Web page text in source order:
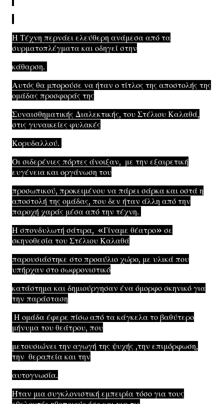
Η Τέχνη περνάει ελεύθερη ανάμεσα από τα
συρματοπλέγματα και οδηγεί στην
κάθαρση.
Αυτός θα μπορούσε να ήταν ο τίτλος της αποστολής της
ομάδας προσφοράς της
Συναισθηματικής Διαλεκτικής, του Στέλιου Καλαθά,
στις γυναικείες φυλακές
Κορυδαλλού.
Οι σιδερένιες πόρτες άνοιξαν, με την εξαιρετική
ευγένεια και οργάνωση του
προσωπικού, προκειμένου να πάρει σάρκα και οστά η
αποστολή της ομάδας, που δεν ήταν άλλη από την
παροχή χαράς μέσα από την τέχνη.
Η σπονδυλωτή σάτιρα, «Γίναμε θέατρο» σε
σκηνοθεσία του Στέλιου Καλαθά
παρουσιάστηκε στο προαύλιο χώρο, με υλικά που
υπήρχαν στο σωφρονιστικό
κατάστημα και δημιούργησαν ένα όμορφο σκηνικό για
την παράσταση
Η ομάδα έφερε πίσω από τα κάγκελα το βαθύτερο
μήνυμα του θεάτρου, που
μετουσιώνει την αγωγή της ψυχής ,την επιμόρφωση,
την θεραπεία και την
αυτογνωσία.
Ήταν μια συγκλονιστική εμπειρία τόσο για τους